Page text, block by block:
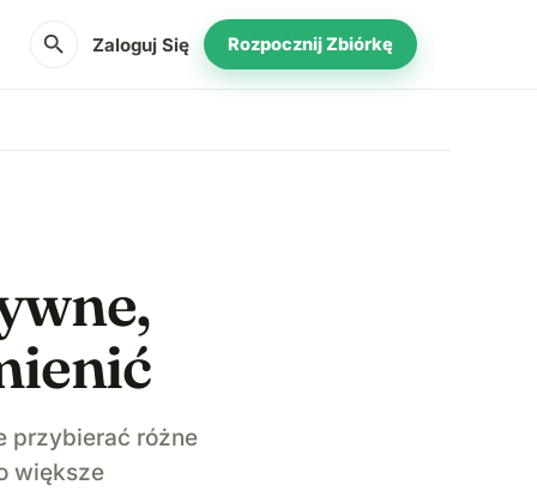
search Zaloguj Się Rozpocznij Zbiórkę
przybierać różne
większe